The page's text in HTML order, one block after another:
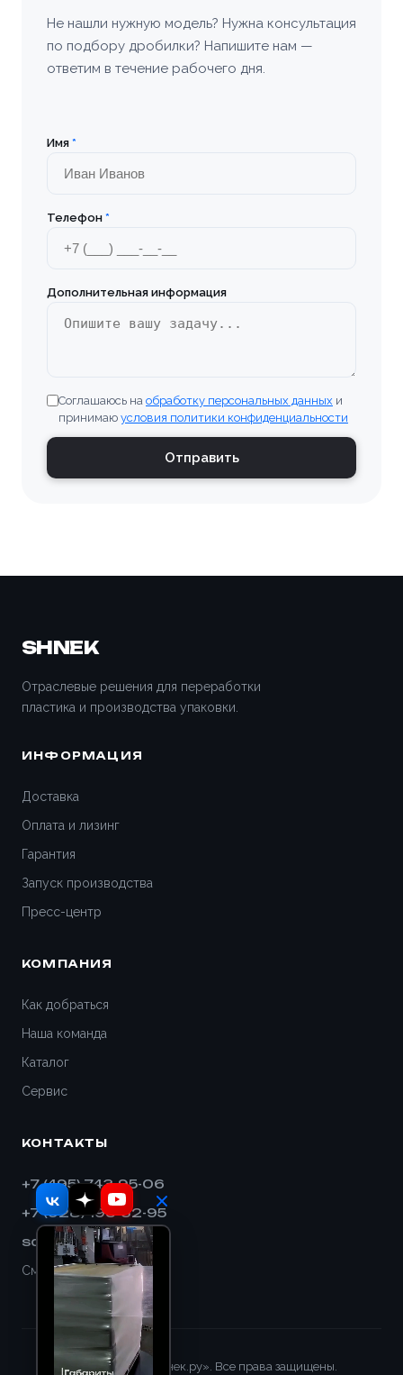
Богородицк
Братск
Бронницы
Великие Луки
Владивосток
Воронеж
Геленджик
Дедовск
Димитровград
Дмитров
Евпатория
Егорьевск
Ейск
Екатеринбург
Не нашли нужную модель? Нужна консультация
по подбору дробилки? Напишите нам —
ответим в течение рабочего дня.
Имя *
Телефон *
Дополнительная информация
Соглашаюсь на обработку персональных данных и
принимаю условия политики конфиденциальности
Отправить
SHNEK
Отраслевые решения для переработки
пластика и производства упаковки.
ИНФОРМАЦИЯ
Доставка
Оплата и лизинг
Гарантия
Запуск производства
Пресс-центр
КОМПАНИЯ
Как добраться
Наша команда
Каталог
Сервис
КОНТАКТЫ
+7 (495) 743-95-06
+7 (928) 193-32-95
sales@shnek.ru
Смотреть на карте
© 2008–2026 «Шнек.ру». Все права защищены.